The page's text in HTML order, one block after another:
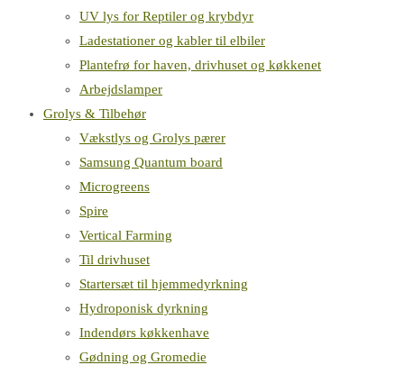
UV lys for Reptiler og krybdyr
Ladestationer og kabler til elbiler
Plantefrø for haven, drivhuset og køkkenet
Arbejdslamper
Grolys & Tilbehør
Vækstlys og Grolys pærer
Samsung Quantum board
Microgreens
Spire
Vertical Farming
Til drivhuset
Startersæt til hjemmedyrkning
Hydroponisk dyrkning
Indendørs køkkenhave
Gødning og Gromedie